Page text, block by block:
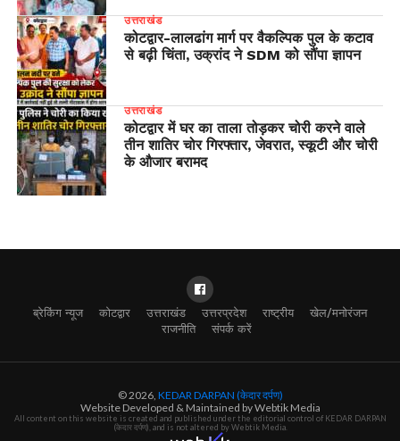
उत्तराखंड
​कोटद्वार-लालढांग मार्ग पर वैकल्पिक पुल के कटाव
से बढ़ी चिंता, उक्रांद ने SDM को सौंपा ज्ञापन
उत्तराखंड
कोटद्वार में घर का ताला तोड़कर चोरी करने वाले
तीन शातिर चोर गिरफ्तार, जेवरात, स्कूटी और चोरी
के औजार बरामद
ब्रेकिंग न्यूज कोटद्वार उत्तराखंड उत्तरप्रदेश राष्ट्रीय
खेल/मनोरंजन
राजनीति
संपर्क करें
© 2026, KEDAR DARPAN (केदार दर्पण)
Website Developed & Maintained by Webtik Media
All content on this website is created and published under the editorial control of KEDAR DARPAN
(केदार दर्पण), and is not altered by Webtik Media.